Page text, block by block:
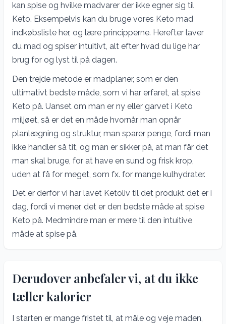
kan spise og hvilke madvarer der ikke egner sig til
Keto. Eksempelvis kan du bruge vores Keto mad
indkøbsliste her, og lære principperne. Herefter laver
du mad og spiser intuitivt, alt efter hvad du lige har
brug for og lyst til på dagen.
Den trejde metode er madplaner, som er den
ultimativt bedste måde, som vi har erfaret, at spise
Keto på. Uanset om man er ny eller garvet i Keto
miljøet, så er det en måde hvornår man opnår
planlægning og struktur, man sparer penge, fordi man
ikke handler så tit, og man er sikker på, at man får det
man skal bruge, for at have en sund og frisk krop,
uden at få for meget, som fx. for mange kulhydrater.
Det er derfor vi har lavet Ketoliv til det produkt det er i
dag, fordi vi mener, det er den bedste måde at spise
Keto på. Medmindre man er mere til den intuitive
måde at spise på.
Derudover anbefaler vi, at du ikke
tæller kalorier
I starten er mange fristet til, at måle og veje maden,